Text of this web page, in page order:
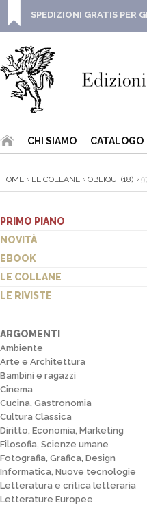
SPEDIZIONI GRATIS PER
CHI SIAMO CATALOGO
HOME LE COLLANE OBLIQUI (18)
PRIMO PIANO
NOVITÀ
EBOOK
LE COLLANE
LE RIVISTE
ARGOMENTI
Ambiente
Arte e Architettura
Bambini e ragazzi
Cinema
Cucina, Gastronomia
Cultura Classica
Diritto, Economia, Marketing
Filosofia, Scienze umane
Fotografia, Grafica, Design
Informatica, Nuove tecnologie
Letteratura e critica letteraria
Letterature Europee